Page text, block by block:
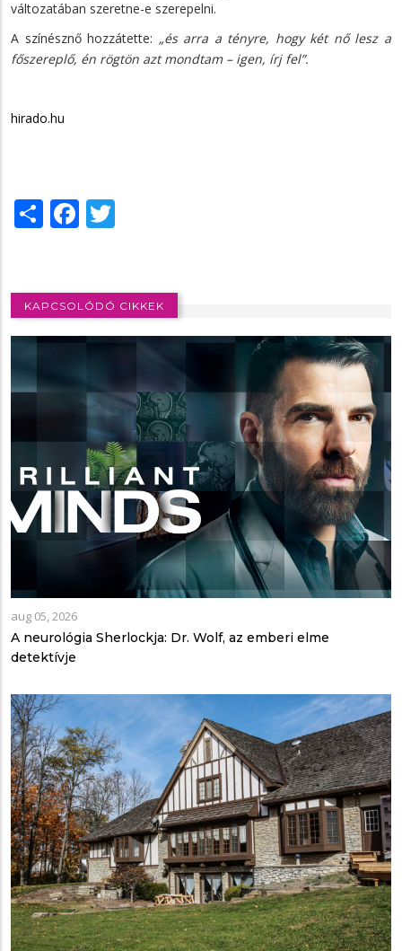
változatában szeretne-e szerepelni.
A színésznő hozzátette: „és arra a tényre, hogy két nő lesz a
főszereplő, én rögtön azt mondtam – igen, írj fel”.
hirado.hu
ShareFacebook
KAPCSOLÓDÓ CIKKEK
aug 05, 2026
A neurológia Sherlockja: Dr. Wolf, az emberi elme
detektívje